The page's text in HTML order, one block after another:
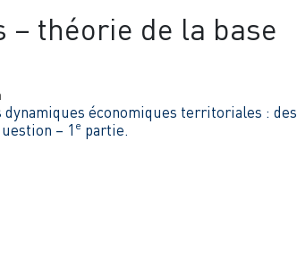
– théorie de la base
dynamiques économiques territoriales : des
– 1 e partie.